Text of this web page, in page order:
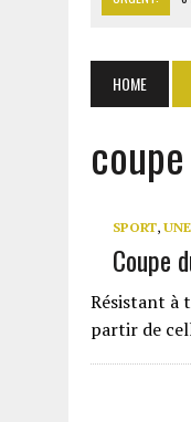
7 AOÛT 2026
HOME
SPORT, UNE
Coupe
Résistant à
partir de